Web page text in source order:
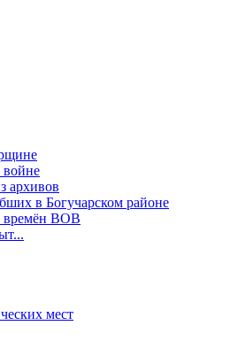
войне
архивов
в Богучарском районе
времён ВОВ
мест